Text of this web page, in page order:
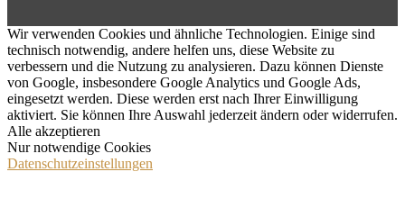
Wir verwenden Cookies und ähnliche Technologien. Einige sind
technisch notwendig, andere helfen uns, diese Website zu
verbessern und die Nutzung zu analysieren. Dazu können Dienste
von Google, insbesondere Google Analytics und Google Ads,
eingesetzt werden. Diese werden erst nach Ihrer Einwilligung
aktiviert. Sie können Ihre Auswahl jederzeit ändern oder widerrufen.
Alle akzeptieren
Nur notwendige Cookies
Datenschutzeinstellungen